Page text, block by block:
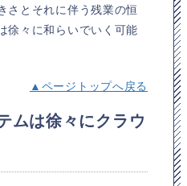
さとそれに伴う残業の恒
徐々に和らいでいく可能
▲ページトップへ戻る
ムは徐々にクラウ